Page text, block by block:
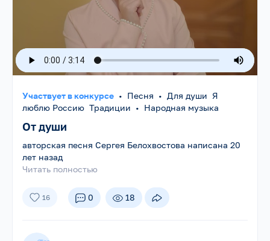
Участвует в конкурсе • Песня • Для души Я
люблю Россию Традиции • Народная музыка
От души
авторская песня Сергея Белохвостова написана 20
лет назад
Читать полностью
16 0 18